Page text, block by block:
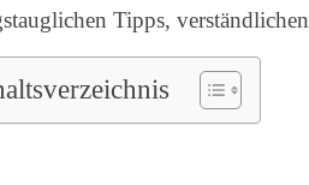
Tipps,